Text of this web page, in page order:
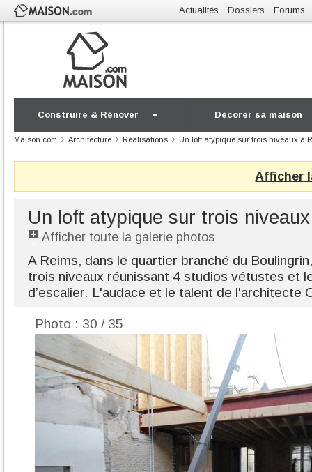
Actualités Dossiers Forums
Construire & Rénover Décorer sa maison
Maison.com Architecture Réalisations Un loft atypique sur trois niveaux à
Afficher
Un loft atypique sur trois
Afficher toute la galerie photos
A Reims, dans le quartier branché du
trois niveaux réunissant 4 studios vétustes et
d’escalier. L'audace et le talent de l'architecte
Photo : 30 / 35